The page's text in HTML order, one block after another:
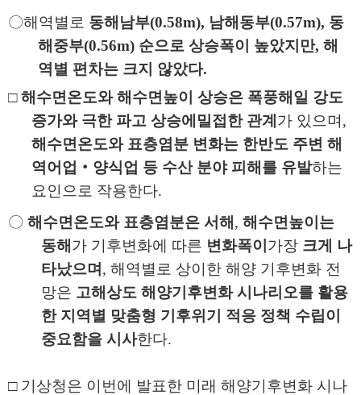
〇해역별로 동해남부(0.58m), 남해동부(0.57m), 동
해중부(0.56m) 순으로 상승폭이 높았지만,해
역별 편차는 크지 않았다.
□해수면온도와 해수면높이 상승은 폭풍해일 강도
증가와 극한 파고 상승에 밀접한 관계 가 있으며 ,
해수면온도와 표층염분 변화는 한반도 주변 해
역 어업 ‧ 양식업 등 수산 분야 피해를 유발하는
요인으로 작용한다.
〇 해수면온도와 표층염분은 서해 , 해수면높이는
동해 가 기후변화에 따른 변화폭이 가장 크게 나
타났으며 , 해역별로 상이한 해양 기후변화 전
망은 고해상도 해양기후변화 시나리오를 활용
한 지역별 맞춤형 기후위기 적응 정책 수립이
중요함을 시사한다.
□ 기상청은 이번에 발표한 미래 해양기후변화 시나